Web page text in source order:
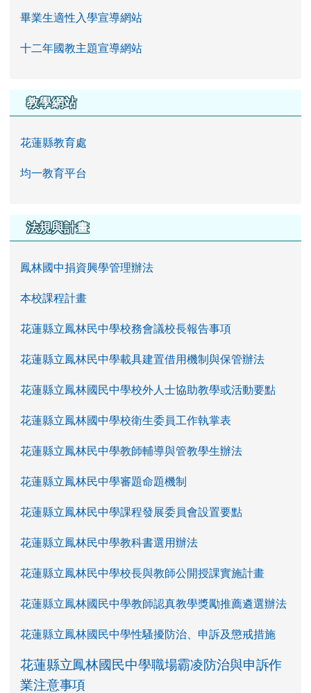
畢業生適性入學宣導網站
十二年國教主題宣導網站
教學網站
花蓮縣教育處
均一教育平台
法規與計畫
鳳林國中捐資興學管理辦法
本校課程計畫
花蓮縣立鳳林民中學校務會議校長報告事項
花蓮縣立鳳林民中學載具建置借用機制與保管辦法
花蓮縣立鳳林國民中學校外人士協助教學或活動要點
花蓮縣立鳳林國中學校衛生委員工作執掌表
花蓮縣立鳳林民中學教師輔導與管教學生辦法
花蓮縣立鳳林民中學審題命題機制
花蓮縣立鳳林民中學課程發展委員會設置要點
花蓮縣立鳳林民中學教科書選用辦法
花蓮縣立鳳林民中學校長與教師公開授課實施計畫
花蓮縣立鳳林國民中學教師認真教學獎勵推薦遴選辦法
花蓮縣立鳳林國民中學性騷擾防治、申訴及懲戒措施
花蓮縣立鳳林國民中學職場霸凌防治與申訴作
業注意事項